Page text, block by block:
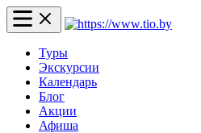
Туры
Экскурсии
Календарь
Блог
Акции
Афиша